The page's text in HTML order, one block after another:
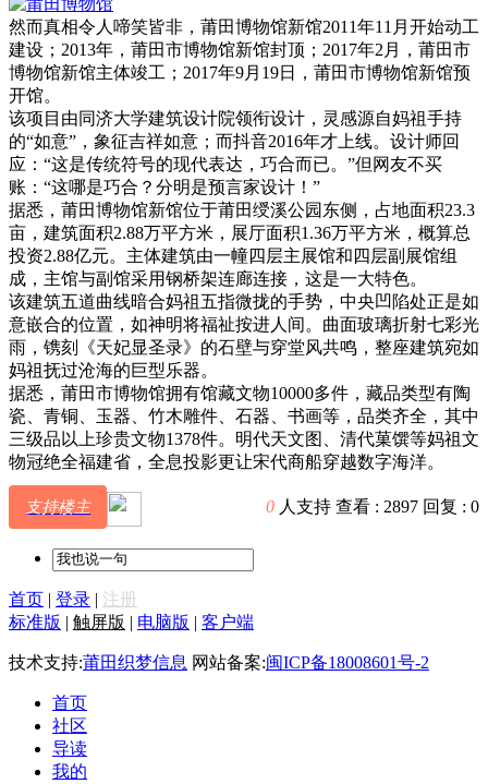
然而真相令人啼笑皆非，莆田博物馆新馆2011年11月开始动工
建设；2013年，莆田市博物馆新馆封顶；2017年2月，莆田市
博物馆新馆主体竣工；2017年9月19日，莆田市博物馆新馆预
开馆。
该项目由同济大学建筑设计院领衔设计，灵感源自妈祖手持
的“如意”，象征吉祥如意；而抖音2016年才上线。设计师回
应：“这是传统符号的现代表达，巧合而已。”但网友不买
账：“这哪是巧合？分明是预言家设计！”
据悉，莆田博物馆新馆位于莆田绶溪公园东侧，占地面积23.3
亩，建筑面积2.88万平方米，展厅面积1.36万平方米，概算总
投资2.88亿元。主体建筑由一幢四层主展馆和四层副展馆组
成，主馆与副馆采用钢桥架连廊连接，这是一大特色。
该建筑五道曲线暗合妈祖五指微拢的手势，中央凹陷处正是如
意嵌合的位置，如神明将福祉按进人间。曲面玻璃折射七彩光
雨，镌刻《天妃显圣录》的石壁与穿堂风共鸣，整座建筑宛如
妈祖抚过沧海的巨型乐器。
据悉，莆田市博物馆拥有馆藏文物10000多件，藏品类型有陶
瓷、青铜、玉器、竹木雕件、石器、书画等，品类齐全，其中
三级品以上珍贵文物1378件。明代天文图、清代菓馔等妈祖文
物冠绝全福建省，全息投影更让宋代商船穿越数字海洋。
支持楼主 0 人支持 查看 : 2897 回复 : 0
首页 | 登录 | 注册
标准版 | 触屏版 | 电脑版 | 客户端
技术支持:莆田织梦信息 网站备案:闽ICP备18008601号-2
首页
社区
导读
我的